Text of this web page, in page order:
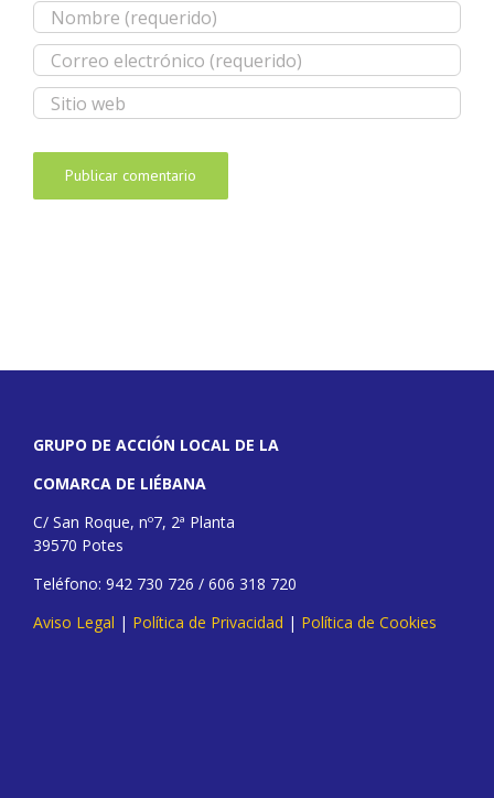
GRUPO DE ACCIÓN LOCAL DE LA
COMARCA DE LIÉBANA
C/ San Roque, nº7, 2ª Planta
39570 Potes
Teléfono: 942 730 726 / 606 318 720
Aviso Legal | Política de Privacidad | Política de Cookies